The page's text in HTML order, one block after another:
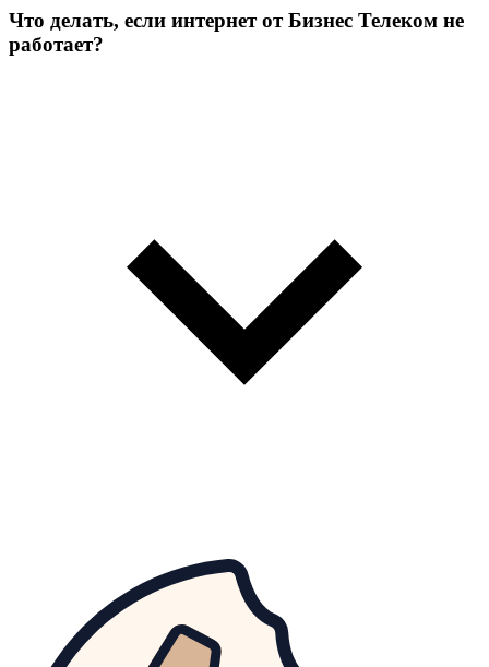
Что делать, если интернет от Бизнес Телеком не
работает?